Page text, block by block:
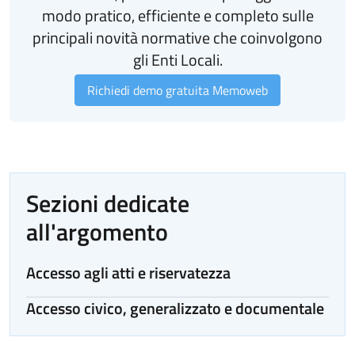
modo pratico, efficiente e completo sulle
principali novità normative che coinvolgono
gli Enti Locali.
Richiedi demo gratuita Memoweb
Sezioni dedicate
all'argomento
Accesso agli atti e riservatezza
Accesso civico, generalizzato e documentale